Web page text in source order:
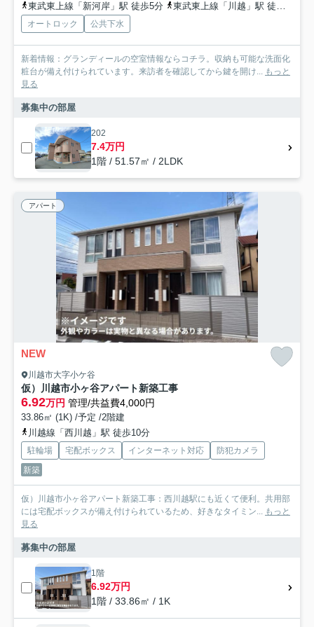
東武東上線「新河岸」駅 徒歩5分
東武東上線「川越」駅 徒歩27分車13分 4.4km
オートロック 公共下水
新着情報：グランディールの空室情報ならコチラ。収納も可能な洗面化
粧台が備え付けられています。来訪者を確認してから鍵を開け... もっと
見る
募集中の部屋
202
7.4万円
1階 / 51.57㎡ / 2LDK
アパート
NEW
川越市大字小ケ谷
仮）川越市小ヶ谷アパート新築工事
6.92万円 管理/共益費4,000円
33.86㎡ (1K) /予定 /2階建
川越線「西川越」駅 徒歩10分
駐輪場 宅配ボックス インターネット対応
防犯カメラ
新築
仮）川越市小ヶ谷アパート新築工事：西川越駅にも近くて便利。共用部
には宅配ボックスが備え付けられているため、好きなタイミン... もっと
見る
募集中の部屋
1階
6.92万円
1階 / 33.86㎡ / 1K